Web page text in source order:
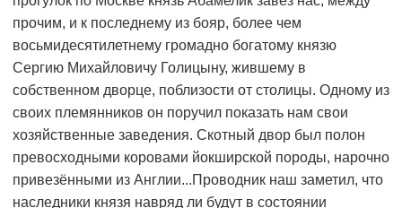
прочим, и к последнему из бояр, более чем
восьмидесятилетнему громадно богатому князю
Сергию Михайловичу Голицыну, жившему в
собственном дворце, поблизости от столицы. Одному из
своих племянников он поручил показать нам свои
хозяйственные заведения. Скотный двор был полон
превосходными коровами йокширской породы, нарочно
привезёнными из Англии...Проводник наш заметил, что
наследники князя навряд ли будут в состоянии